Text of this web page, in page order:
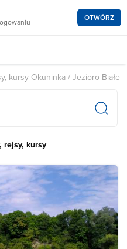
OTWÓRZ
kursy Okuninka / Jezioro Białe
rejsy, kursy